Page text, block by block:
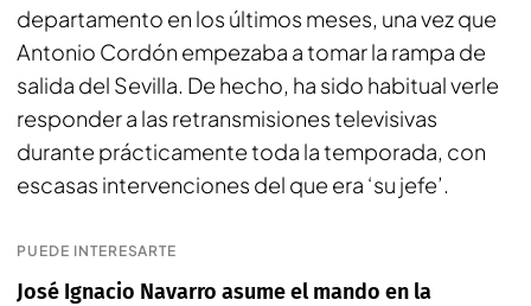
departamento en los últimos meses, una vez que
Antonio Cordón empezaba a tomar la rampa de
salida del Sevilla. De hecho, ha sido habitual verle
responder a las retransmisiones televisivas
durante prácticamente toda la temporada, con
escasas intervenciones del que era ‘su jefe’.
PUEDE INTERESARTE
José Ignacio Navarro asume el mando en la